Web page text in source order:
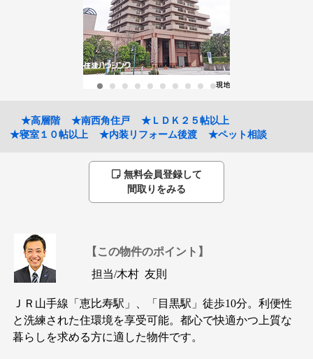
★高層階 ★南西角住戸
★ＬＤＫ２５帖以上
★寝室１０帖以上
★内装リフォーム後渡 ★ペット相談
無料会員登録して
間取りをみる
【この物件のポイント】
担当/木村 友則
ＪＲ山手線「恵比寿駅」、「目黒駅」徒歩10分。利便性
と洗練された住環境を享受可能。都心で快適かつ上質な
暮らしを求める方に適した物件です。